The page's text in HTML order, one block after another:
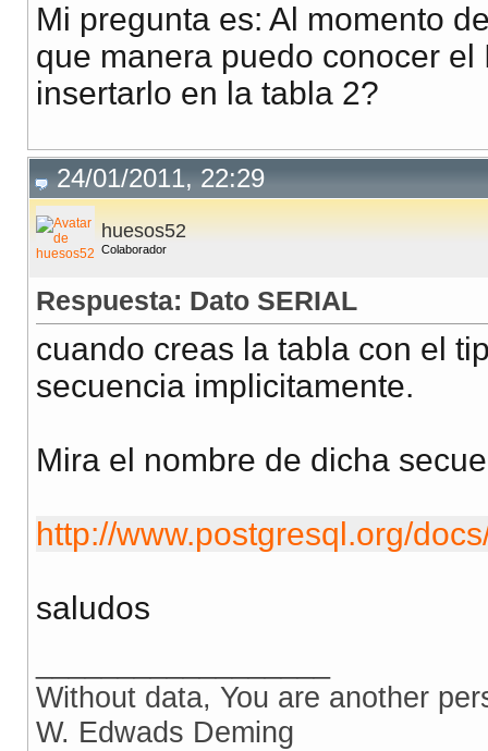
Mi pregunta es: Al momento
que manera puedo conocer
insertarlo en la tabla 2?
24/01/2011, 22:29
huesos52
Colaborador
Respuesta: Dato SERIAL
cuando creas la tabla con el
secuencia implicitamente.
Mira el nombre de dicha
http://www.postgresql.org/
saludos
Without data, You are another
W. Edwads Deming